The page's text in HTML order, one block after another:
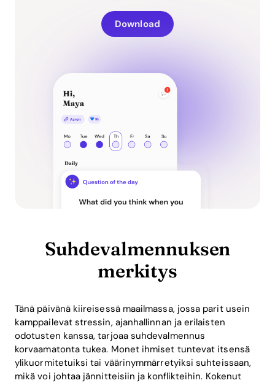
Download
Suhdevalmennuksen
merkitys
Tänä päivänä kiireisessä maailmassa, jossa parit usein
kamppailevat stressin, ajanhallinnan ja erilaisten
odotusten kanssa, tarjoaa suhdevalmennus
korvaamatonta tukea. Monet ihmiset tuntevat itsensä
ylikuormitetuiksi tai väärinymmärretyiksi suhteissaan,
mikä voi johtaa jännitteisiin ja konflikteihin. Kokenut